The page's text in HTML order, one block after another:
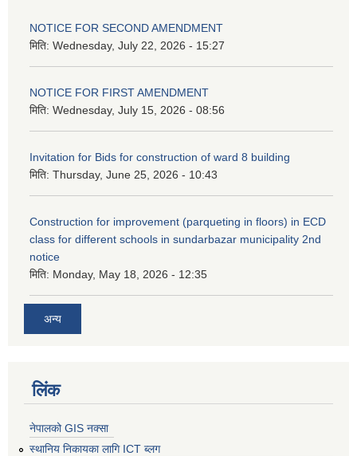
NOTICE FOR SECOND AMENDMENT
मिति: Wednesday, July 22, 2026 - 15:27
NOTICE FOR FIRST AMENDMENT
मिति: Wednesday, July 15, 2026 - 08:56
Invitation for Bids for construction of ward 8 building
मिति: Thursday, June 25, 2026 - 10:43
Construction for improvement (parqueting in floors) in ECD
class for different schools in sundarbazar municipality 2nd
notice
मिति: Monday, May 18, 2026 - 12:35
अन्य
लिंक
नेपालको GIS नक्सा
स्थानिय निकायका लागि ICT ब्लग